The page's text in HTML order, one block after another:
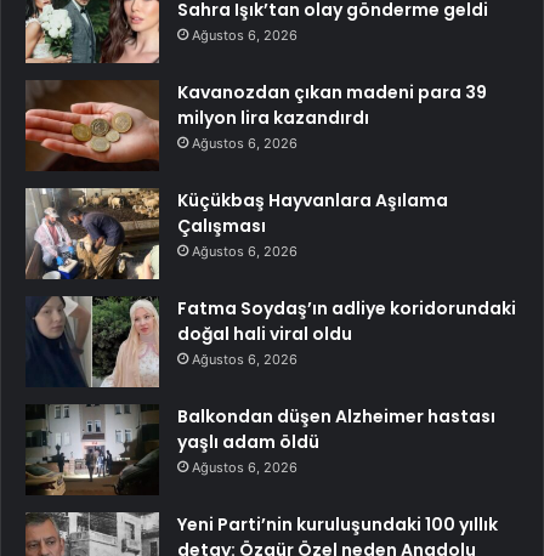
Sahra Işık’tan olay gönderme geldi
Ağustos 6, 2026
Kavanozdan çıkan madeni para 39
milyon lira kazandırdı
Ağustos 6, 2026
Küçükbaş Hayvanlara Aşılama
Çalışması
Ağustos 6, 2026
Fatma Soydaş’ın adliye koridorundaki
doğal hali viral oldu
Ağustos 6, 2026
Balkondan düşen Alzheimer hastası
yaşlı adam öldü
Ağustos 6, 2026
Yeni Parti’nin kuruluşundaki 100 yıllık
detay: Özgür Özel neden Anadolu